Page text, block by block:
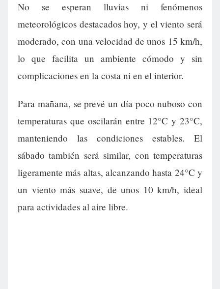
No se esperan lluvias ni fenómenos
meteorológicos destacados hoy, y el viento será
moderado, con una velocidad de unos 15 km/h,
lo que facilita un ambiente cómodo y sin
complicaciones en la costa ni en el interior.
Para mañana, se prevé un día poco nuboso con
temperaturas que oscilarán entre 12°C y 23°C,
manteniendo las condiciones estables. El
sábado también será similar, con temperaturas
ligeramente más altas, alcanzando hasta 24°C y
un viento más suave, de unos 10 km/h, ideal
para actividades al aire libre.